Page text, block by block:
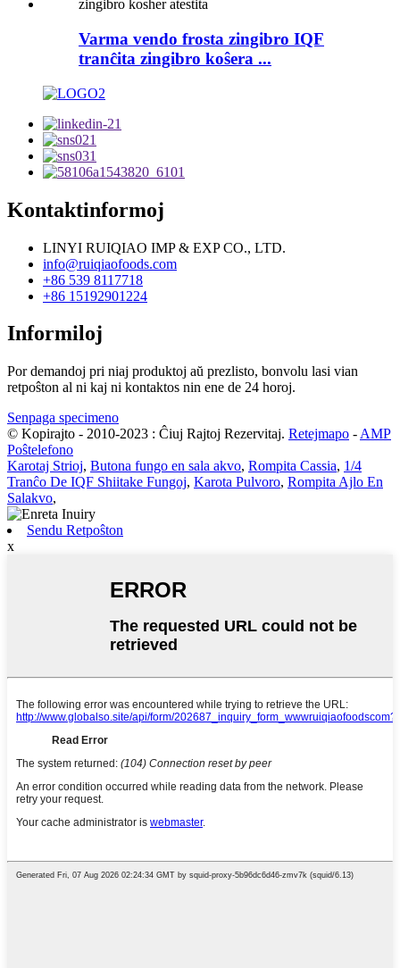
Varma vendo frosta zingibro IQF
tranĉita zingibro koŝera ...
Kontaktinformoj
LINYI RUIQIAO IMP & EXP CO., LTD.
info@ruiqiaofoods.com
+86 539 8117718
+86 15192901224
Informiloj
Por demandoj pri niaj produktoj aŭ prezlisto, bonvolu lasi vian
retpoŝton al ni kaj ni kontaktos nin ene de 24 horoj.
Senpaga specimeno
© Kopirajto - 2010-2023 : Ĉiuj Rajtoj Rezervitaj. Retejmapo - AMP
Poŝtelefono
Karotaj Strioj, Butona fungo en sala akvo, Rompita Cassia, 1/4
Tranĉo De IQF Shiitake Fungoj, Karota Pulvoro, Rompita Ajlo En
Salakvo,
Sendu Retpoŝton
x